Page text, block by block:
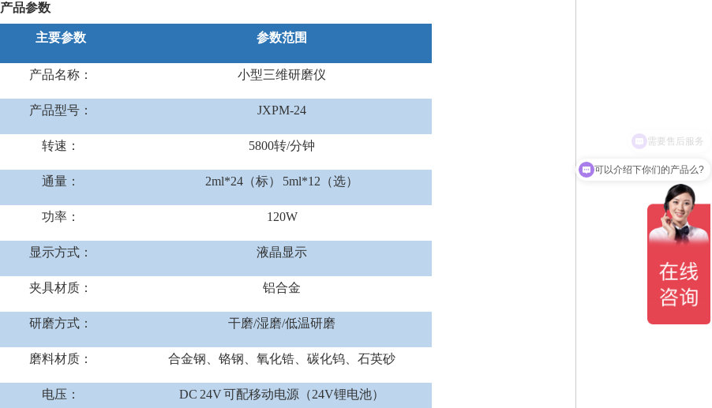
产品参数
主要参数 参数范围
产品名称： 小型三维研磨仪
产品型号： JXPM-24
转速： 5800转/分钟
通量： 2ml*24（标） 5ml*12（选）
功率： 120W
显示方式： 液晶显示
夹具材质： 铝合金
研磨方式： 干磨/湿磨/低温研磨
磨料材质： 合金钢、铬钢、氧化锆、碳化钨、石英砂
电压： DC 24V 可配移动电源（24V锂电池）
可以介绍下你们的产品么?